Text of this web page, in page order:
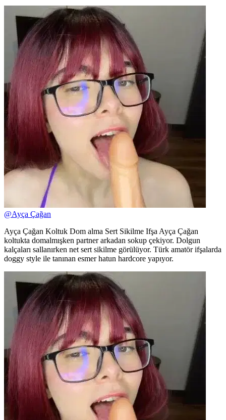
@Ayça Çağan
Ayça Çağan Koltuk Dom alma Sert Sikilme Ifşa Ayça Çağan
koltukta domalmışken partner arkadan sokup çekiyor. Dolgun
kalçaları sallanırken net sert sikilme görülüyor. Türk amatör ifşalarda
doggy style ile tanınan esmer hatun hardcore yapıyor.